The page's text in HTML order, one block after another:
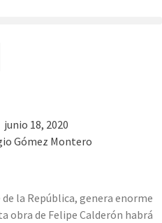
junio 18, 2020
Gómez Montero
la República, genera enorme
obra de Felipe Calderón habrá